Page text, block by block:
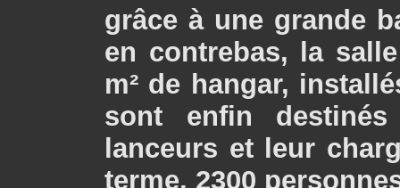
grâce à une grande
en contrebas, la
m² de hangar,
sont enfin
lanceurs et leur
terme, 2300